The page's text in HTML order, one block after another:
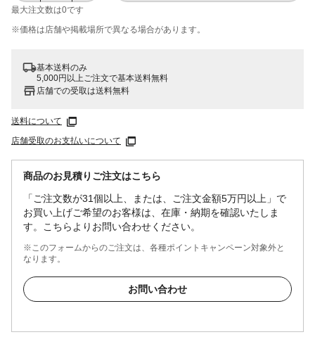
最大注文数は0です
※価格は​店舗や​掲載場所で​異なる​場合が​あります。
基本送料のみ
5,000円以上ご注文で基本送料無料
店舗での受取は送料無料
送料について
店舗受取のお支払いについて
商品のお見積りご注文はこちら
「ご注文数が31個以上、または、ご注文金額5万円以上」で
お買い上げご希望のお客様は、在庫・納期を確認いたしま
す。こちらよりお問い合わせください。
※このフォームからのご注文は、各種ポイントキャンペーン対象外と
なります。
お問い合わせ